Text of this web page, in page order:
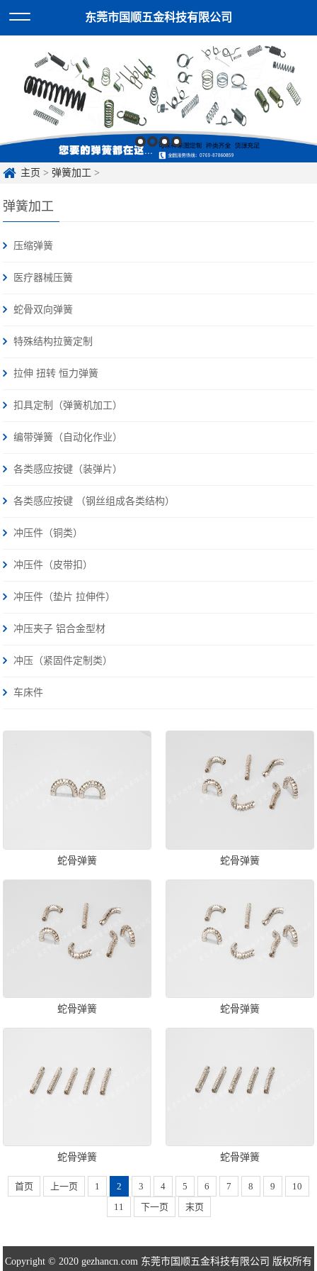
东莞市国顺五金科技有限公司
主页 > 弹簧加工 >
弹簧加工
压缩弹簧
医疗器械压簧
蛇骨双向弹簧
特殊结构拉簧定制
拉伸 扭转 恒力弹簧
扣具定制（弹簧机加工）
编带弹簧（自动化作业）
各类感应按键（装弹片）
各类感应按键 （钢丝组成各类结构）
冲压件（铜类）
冲压件（皮带扣）
冲压件（垫片 拉伸件）
冲压夹子 铝合金型材
冲压（紧固件定制类）
车床件
蛇骨弹簧 蛇骨弹簧
蛇骨弹簧 蛇骨弹簧
蛇骨弹簧 蛇骨弹簧
首页 上一页 1 2 3 4 5 6 7 8 9
10
11
下一页 末页
Copyright © 2020 gezhancn.com 东莞市国顺五金科技有限公司 版权所有